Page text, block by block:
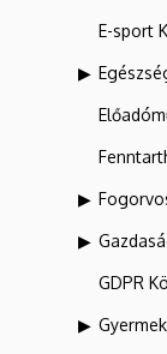
E-sport
GDPR